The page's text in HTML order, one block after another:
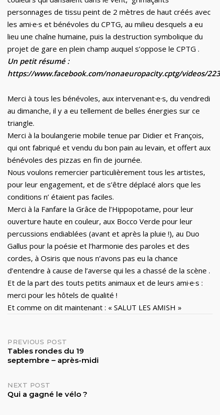
personnages de tissu peint de 2 mètres de haut créés avec
les ami·e·s et bénévoles du CPTG, au milieu desquels a eu
lieu une chaîne humaine, puis la destruction symbolique du
projet de gare en plein champ auquel s’oppose le CPTG .
Un petit résumé :
https://www.facebook.com/nonaeuropacity.cptg/videos/
Merci à tous les bénévoles, aux intervenant·e·s, du vendredi
au dimanche, il y a eu tellement de belles énergies sur ce
triangle.
Merci à la boulangerie mobile tenue par Didier et François,
qui ont fabriqué et vendu du bon pain au levain, et offert aux
bénévoles des pizzas en fin de journée.
Nous voulons remercier particulièrement tous les artistes,
pour leur engagement, et de s’être déplacé alors que les
conditions n’ étaient pas faciles.
Merci à la Fanfare la Grâce de l’Hippopotame, pour leur
ouverture haute en couleur, aux Bocco Verde pour leur
percussions endiablées (avant et après la pluie !), au Duo
Gallus pour la poésie et l’harmonie des paroles et des
cordes, à Osiris que nous n’avons pas eu la chance
d’entendre à cause de l’averse qui les a chassé de la scène .
Et de la part des touts petits animaux et de leurs ami·e·s :
merci pour les hôtels de qualité !
Et comme on dit maintenant : « SALUT LES AMISH »
Post
navigation
PREVIOUS POST
Tables rondes du 19
septembre – après-midi
NEXT POST
Qui a gagné le vélo ?